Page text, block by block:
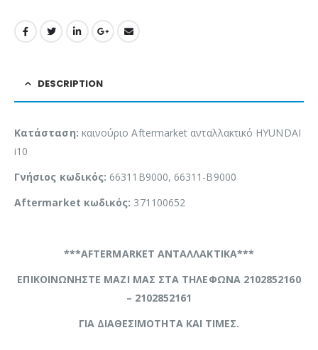
DESCRIPTION
Κατάσταση: καινούριο Aftermarket ανταλλακτικό HYUNDAI
i10
Γνήσιος κωδικός: 66311B9000, 66311-B9000
Aftermarket κωδικός: 371100652
***AFTERMARKET ΑΝΤΑΛΛΑΚΤΙΚΑ***
ΕΠΙΚΟΙΝΩΝΗΣΤΕ ΜΑΖΙ ΜΑΣ ΣΤΑ ΤΗΛΕΦΩΝΑ 2102852160
– 2102852161
ΓΙΑ ΔΙΑΘΕΣΙΜΟΤΗΤΑ ΚΑΙ ΤΙΜΕΣ.